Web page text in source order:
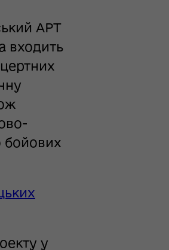
АРТ
входить
бойових
у